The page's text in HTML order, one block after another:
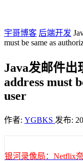
宇哥博客 后端开发
must be same as
Java发邮件出
address must
user
作者: YGBKS 发布:
银河录像局：Netflix